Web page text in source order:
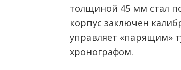
толщиной 45 мм стал
корпус заключен
управляет «парящим»
хронографом.